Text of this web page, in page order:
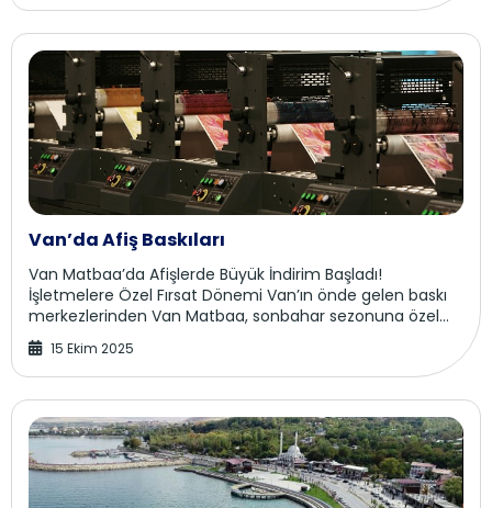
Van’da Afiş Baskıları
Van Matbaa’da Afişlerde Büyük İndirim Başladı!
İşletmelere Özel Fırsat Dönemi Van’ın önde gelen baskı
merkezlerinden Van Matbaa, sonbahar sezonuna özel
afiş ve tanıtım baskılarında büyük indirim kampa...
15 Ekim 2025